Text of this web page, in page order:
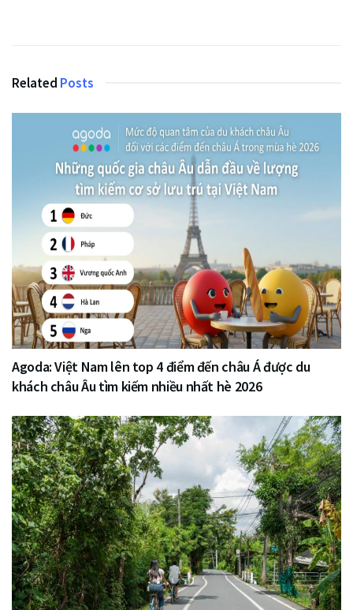
Related Posts
Agoda: Việt Nam lên top 4 điểm đến châu Á được du
khách châu Âu tìm kiếm nhiều nhất hè 2026